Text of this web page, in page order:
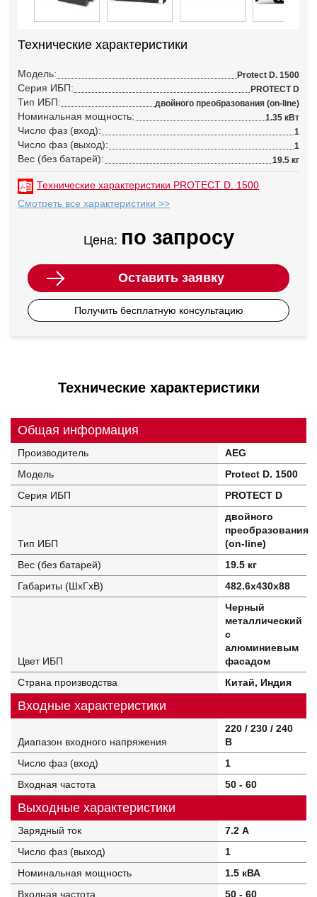
Технические характеристики
Модель: Protect D. 1500
Серия ИБП: PROTECT D
Тип ИБП: двойного преобразования (on-line)
Номинальная мощность: 1.35 кВт
Число фаз (вход): 1
Число фаз (выход): 1
Вес (без батарей): 19.5 кг
Технические характеристики PROTECT D. 1500
Смотреть все характеристики >>
Цена: по запросу
Оставить заявку
Получить бесплатную консультацию
Технические характеристики
Общая информация
Производитель
AEG
Модель
Protect D. 1500
Серия ИБП
PROTECT D
Тип ИБП
двойного
преобразования
(on-line)
Вес (без батарей)
19.5 кг
Габариты (ШхГхВ)
482.6х430х88
Цвет ИБП
Черный
металлический
с
алюминиевым
фасадом
Страна производства
Китай, Индия
Входные характеристики
Диапазон входного напряжения
220 / 230 / 240
В
Число фаз (вход)
1
Входная частота
50 - 60
Выходные характеристики
Зарядный ток
7.2 А
Число фаз (выход)
1
Номинальная мощность
1.5 кВА
Входная частота
50 - 60